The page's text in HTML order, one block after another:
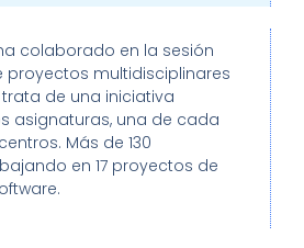
colaborado en la sesión
proyectos multidisciplinares
trata de una iniciativa
asignaturas, una de cada
Más de 130
en 17 proyectos de